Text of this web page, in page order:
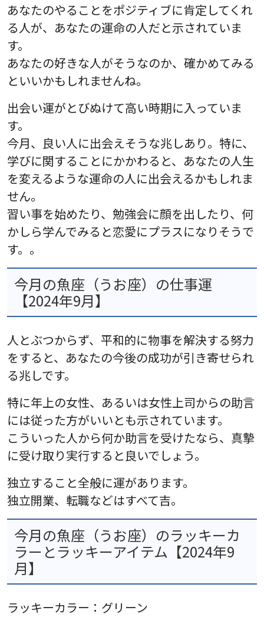
あなたのやることをポジティブに肯定してくれ
る人が、あなたの運命の人だと示されていま
す。
あなたの好きな人がそうなのか、確かめてみる
といいかもしれませんね。
出会い運がとびぬけて高い時期に入っていま
す。
今月、良い人に出会えそうな兆しあり。特に、
学びに関することにかかわると、あなたの人生
を変えるような運命の人に出会えるかもしれま
せん。
習い事を始めたり、勉強会に顔を出したり、何
かしら学んでみると恋愛にプラスになりそうで
す。。
今月の魚座（うお座）の仕事運
【2024年9月】
人とぶつからず、平和的に物事を解決する努力
をすると、あなたの今後の成功が引き寄せられ
る兆しです。
特に年上の女性、あるいは女性上司からの助言
には従った方がいいとも示されています。
こういった人から何か助言を受けたなら、真摯
に受け取り実行すると良いでしょう。
独立すること全般に運があります。
独立開業、転職などはすべて吉。
今月の魚座（うお座）のラッキーカ
ラーとラッキーアイテム【2024年9
月】
ラッキーカラー：グリーン